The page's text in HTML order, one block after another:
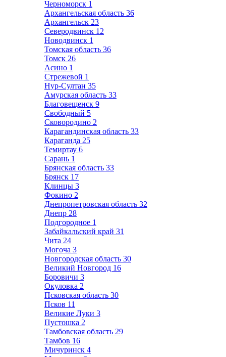
Черноморск 1
Архангельская область 36
Архангельск 23
Северодвинск 12
Новодвинск 1
Томская область 36
Томск 26
Асино 1
Стрежевой 1
Нур-Султан 35
Амурская область 33
Благовещенск 9
Свободный 5
Сковородино 2
Карагандинская область 33
Караганда 25
Темиртау 6
Сарань 1
Брянская область 33
Брянск 17
Клинцы 3
Фокино 2
Днепропетровская область 32
Днепр 28
Подгородное 1
Забайкальский край 31
Чита 24
Могоча 3
Новгородская область 30
Великий Новгород 16
Боровичи 3
Окуловка 2
Псковская область 30
Псков 11
Великие Луки 3
Пустошка 2
Тамбовская область 29
Тамбов 16
Мичуринск 4